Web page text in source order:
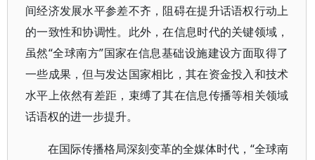
间经济发展水平参差不齐，阻碍在提升话语权行动上
的一致性和协调性。此外，在信息时代的关键领域，
虽然“全球南方”国家在信息基础设施建设方面取得了
一些成果，但与发达国家相比，其在资金投入和技术
水平上依然有差距，束缚了其在信息传播等相关领域
话语权的进一步提升。
在国际传播格局深刻变革的全媒体时代，“全球南